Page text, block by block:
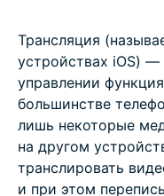
Трансляция
устройствах iOS) —
управлении
большинстве
лишь некоторые
на другом
транслировать
и при этом